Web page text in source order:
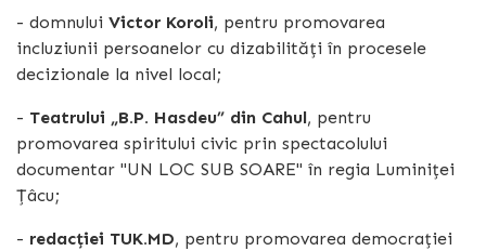
- domnului Victor Koroli, pentru promovarea
incluziunii persoanelor cu dizabilități în procesele
decizionale la nivel local;
- Teatrului „B.P. Hasdeu” din Cahul, pentru
promovarea spiritului civic prin spectacolului
documentar "UN LOC SUB SOARE" în regia Luminiței
Țâcu;
- redacției TUK.MD, pentru promovarea democrației